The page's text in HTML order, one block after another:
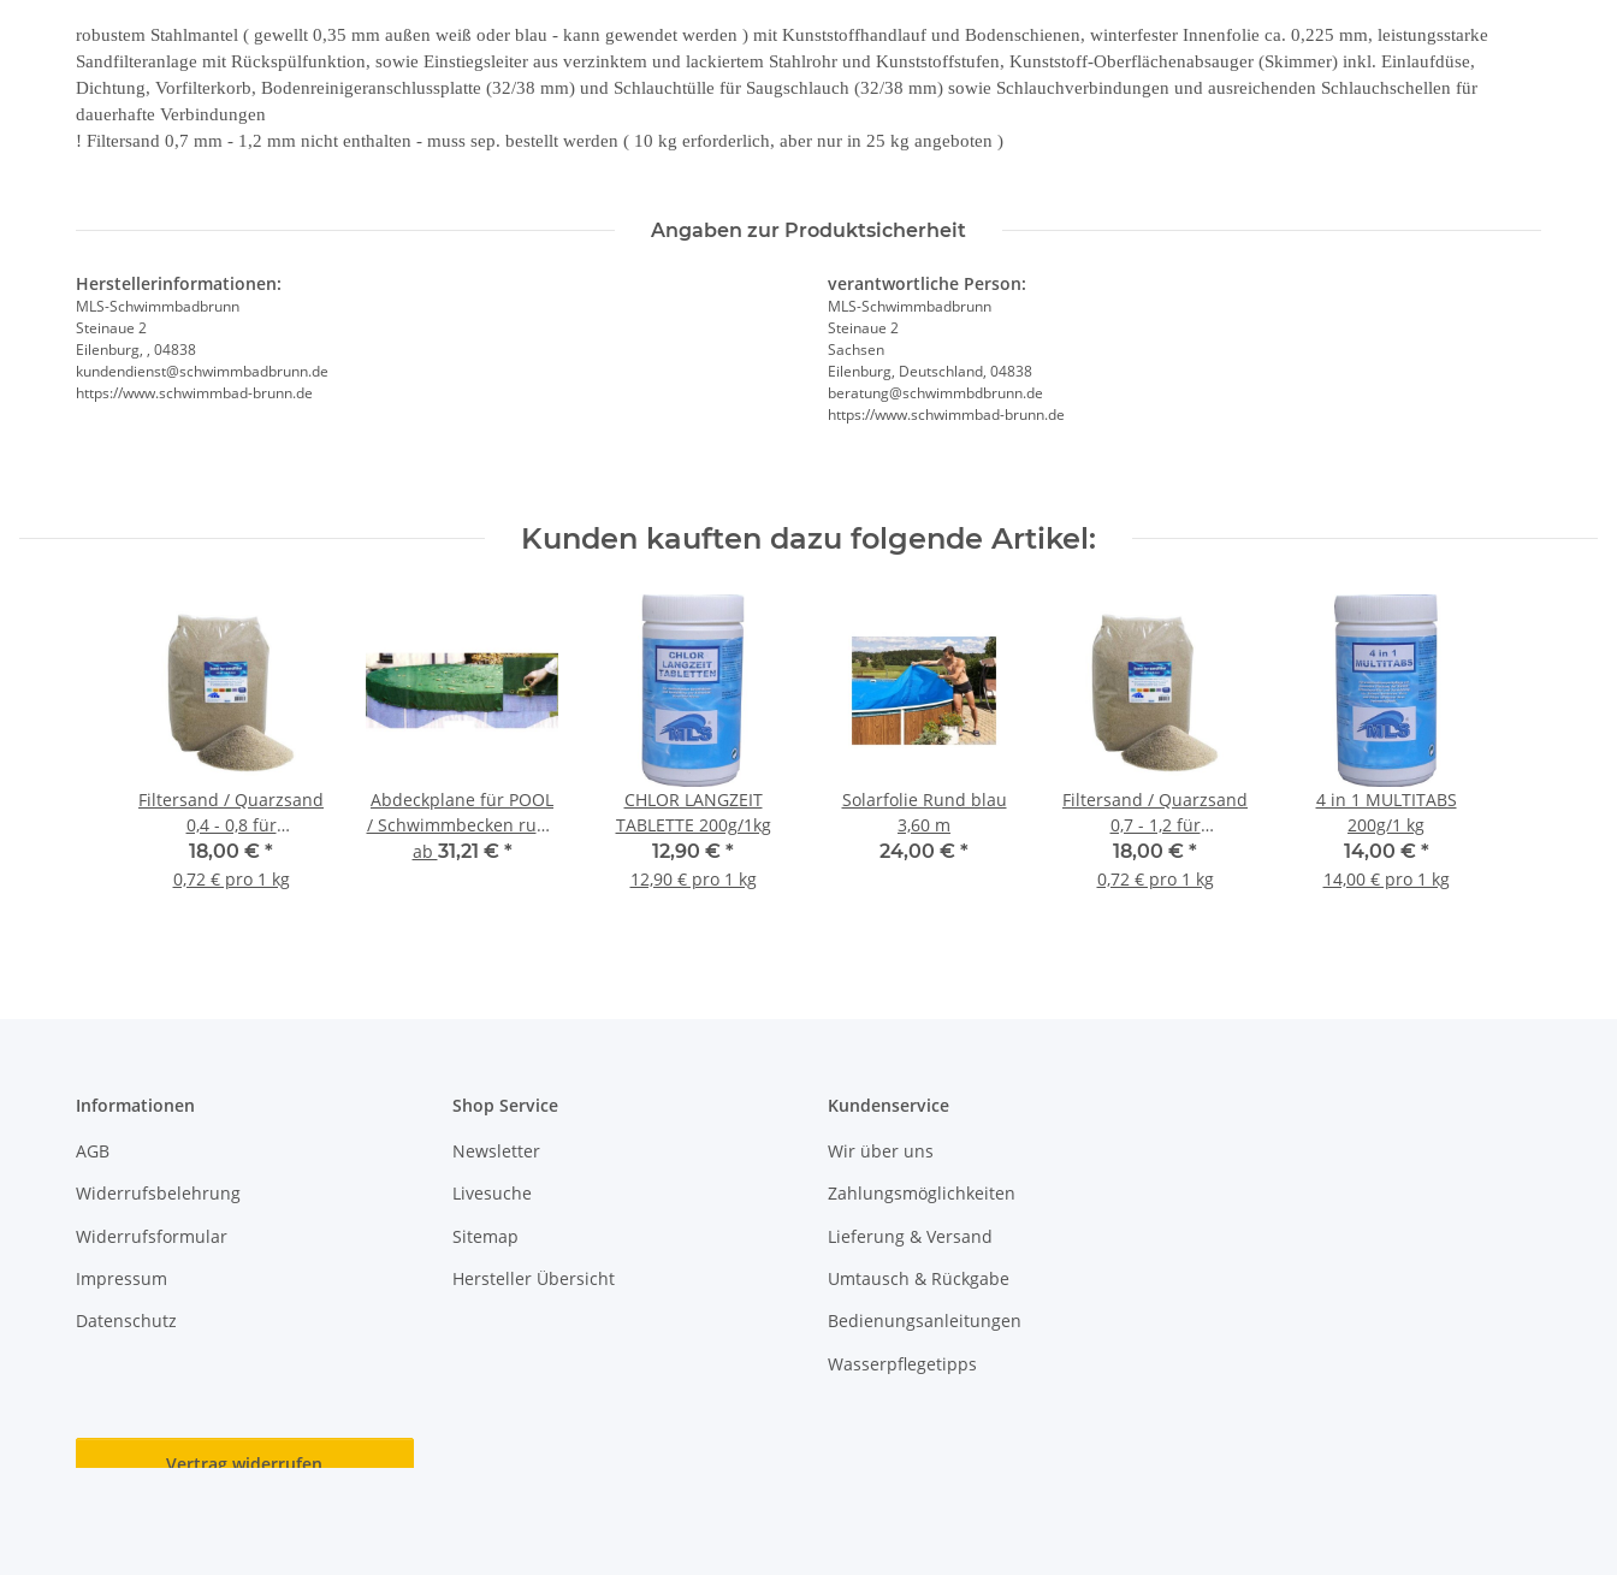
robustem Stahlmantel ( gewellt 0,35 mm außen weiß oder blau - kann gewendet werden ) mit Kunststoffhandlauf und Bodenschienen, winterfester Innenfolie ca. 0,225 mm, leistungsstarke
Sandfilteranlage mit Rückspülfunktion, sowie Einstiegsleiter aus verzinktem und lackiertem Stahlrohr und Kunststoffstufen, Kunststoff-Oberflächenabsauger (Skimmer) inkl. Einlaufdüse,
Dichtung, Vorfilterkorb, Bodenreinigeranschlussplatte (32/38 mm) und Schlauchtülle für Saugschlauch (32/38 mm) sowie Schlauchverbindungen und ausreichenden Schlauchschellen für
dauerhafte Verbindungen
! Filtersand 0,7 mm - 1,2 mm nicht enthalten - muss sep. bestellt werden ( 10 kg erforderlich, aber nur in 25 kg angeboten )
Angaben zur Produktsicherheit
Herstellerinformationen:
MLS-Schwimmbadbrunn
Steinaue 2
Eilenburg, , 04838
kundendienst@schwimmbadbrunn.de
https://www.schwimmbad-brunn.de
verantwortliche Person:
MLS-Schwimmbadbrunn
Steinaue 2
Sachsen
Eilenburg, Deutschland, 04838
beratung@schwimmbdbrunn.de
https://www.schwimmbad-brunn.de
Kunden kauften dazu folgende Artikel:
Filtersand / Quarzsand
0,4 - 0,8 für
Sandfilteranlage
18,00 € *
0,72 € pro 1 kg
Abdeckplane für POOL
/ Schwimmbecken rund
versch. Größen
ab 31,21 € *
CHLOR LANGZEIT
TABLETTE 200g/1kg
12,90 € *
12,90 € pro 1 kg
Solarfolie Rund blau
3,60 m
24,00 € *
Filtersand / Quarzsand
0,7 - 1,2 für
Sandfilteranlage
18,00 € *
0,72 € pro 1 kg
4 in 1 MULTITABS
200g/1 kg
14,00 € *
14,00 € pro 1 kg
Informationen
AGB
Widerrufsbelehrung
Widerrufsformular
Impressum
Datenschutz
Shop Service
Newsletter
Livesuche
Sitemap
Hersteller Übersicht
Kundenservice
Wir über uns
Zahlungsmöglichkeiten
Lieferung & Versand
Umtausch & Rückgabe
Bedienungsanleitungen
Wasserpflegetipps
Vertrag widerrufen